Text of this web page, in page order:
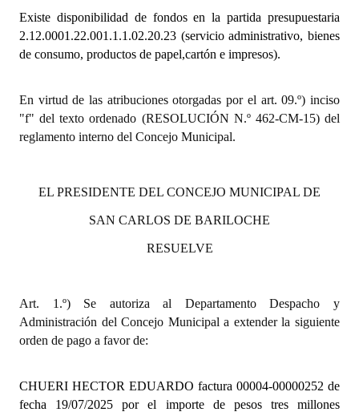
Informes de Unidad Coordinadora
Ejecución Presupuestaria
NORMATIVA
Declaraciones
Resoluciones
Antiguos Pobladores
Existe disponibilidad de fondos en la partida presupuestaria
2.12.0001.22.001.1.1.02.20.23 (servicio administrativo, bienes
de consumo, productos de papel,cartón e impresos).
En virtud de las atribuciones otorgadas por el art. 09.º) inciso
"f" del texto ordenado (RESOLUCIÓN N.º 462-CM-15) del
reglamento interno del Concejo Municipal.
EL PRESIDENTE DEL CONCEJO MUNICIPAL DE
SAN CARLOS DE BARILOCHE
RESUELVE
Art. 1.º) Se autoriza al Departamento Despacho y
Administración del Concejo Municipal a extender la siguiente
orden de pago a favor de:
CHUERI HECTOR EDUARDO factura 00004-00000252 de
fecha 19/07/2025 por el importe de pesos tres millones